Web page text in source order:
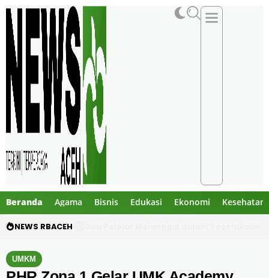
Beranda Agama Bisnis Edukasi Ekonomi Kesehatan
NEWS RBACEH
UMKM